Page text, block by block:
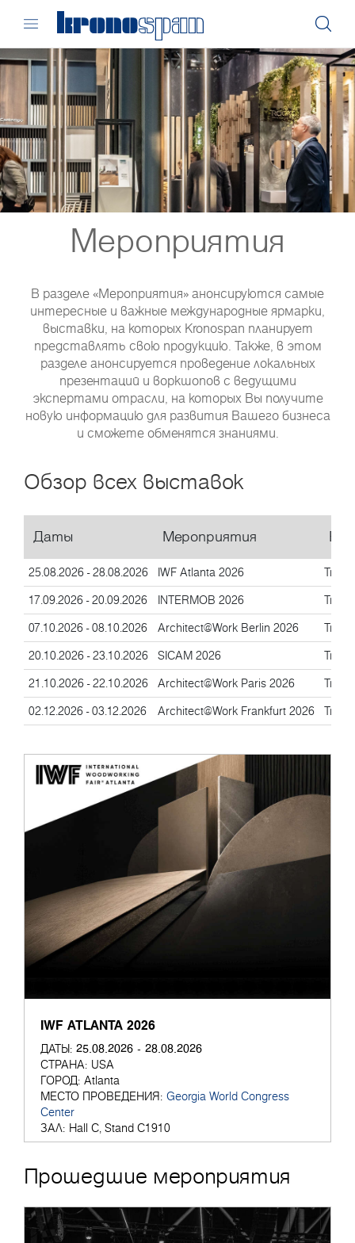
Мероприятия
В разделе «Мероприятия» анонсируются самые
интересные и важные международные ярмарки,
выставки, на которых Kronospan планирует
представлять свою продукцию. Также, в этом
разделе анонсируется проведение локальных
презентаций и воркшопов с ведущими
экспертами отрасли, на которых Вы получите
новую информацию для развития Вашего бизнеса
и сможете обменятся знаниями.
Обзор всех выставок
Даты Мероприятия
25.08.2026 - 28.08.2026 IWF Atlanta 2026
17.09.2026 - 20.09.2026
INTERMOB 2026
07.10.2026 - 08.10.2026
Architect@Work Berlin 2026
20.10.2026 - 23.10.2026
SICAM 2026
21.10.2026 - 22.10.2026
Architect@Work Paris 2026
02.12.2026 - 03.12.2026
Architect@Work Frankfurt 2026
IWF ATLANTA 2026
ДАТЫ: 25.08.2026 - 28.08.2026
СТРАНА: USA
ГОРОД: Atlanta
МЕСТО ПРОВЕДЕНИЯ: Georgia World Congress
Center
ЗАЛ: Hall C, Stand C1910
Прошедшие мероприятия